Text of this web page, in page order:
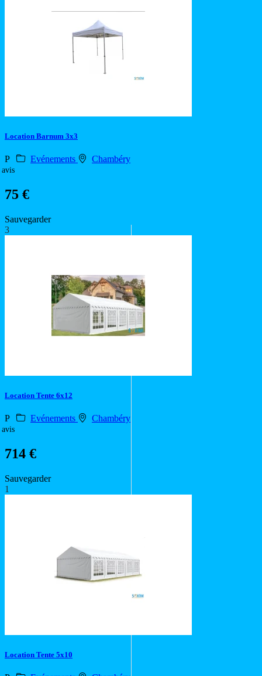
Location Barnum 3x3
P Evénements Chambéry
avis
75 €
Sauvegarder
3
Location Tente 6x12
P Evénements Chambéry
avis
714 €
Sauvegarder
1
Location Tente 5x10